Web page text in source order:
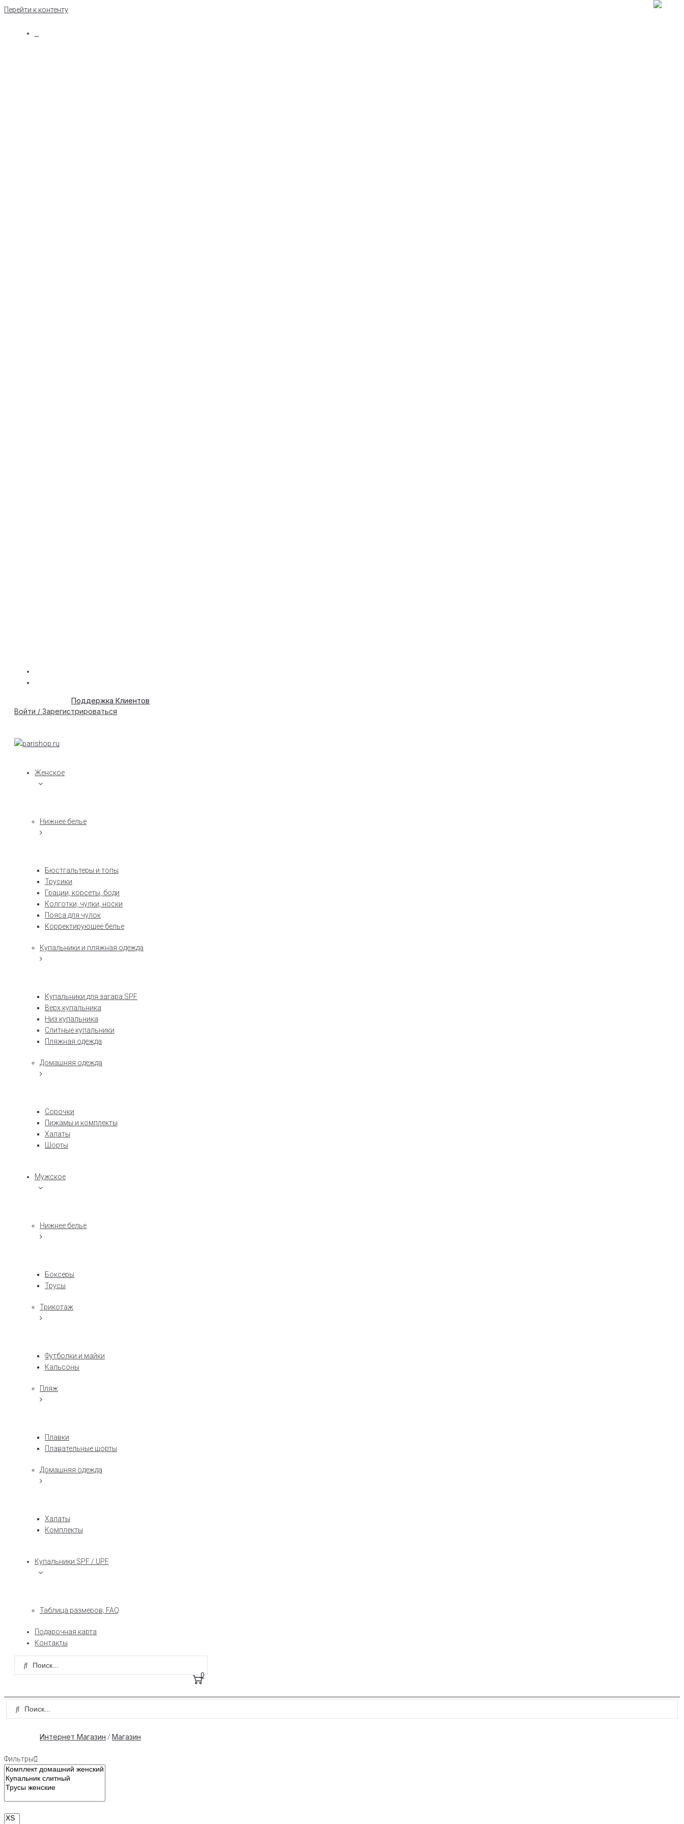
Перейти к контенту
Поддержка Клиентов
Войти / Зарегистрироваться
Женское
Нижнее белье
Бюстгальтеры и топы
Трусики
Грации, корсеты, боди
Колготки, чулки, носки
Пояса для чулок
Корректирующее белье
Купальники и пляжная одежда
Купальники для загара SPF
Верх купальника
Низ купальника
Слитные купальники
Пляжная одежда
Домашняя одежда
Сорочки
Пижамы и комплекты
Халаты
Шорты
Мужское
Нижнее белье
Боксеры
Трусы
Трикотаж
Футболки и майки
Кальсоны
Пляж
Плавки
Плавательные шорты
Домашняя одежда
Халаты
Комплекты
Купальники SPF / UPF
Таблица размеров, FAQ
Подарочная карта
Контакты
0
Интернет Магазин / Магазин
Фильтры